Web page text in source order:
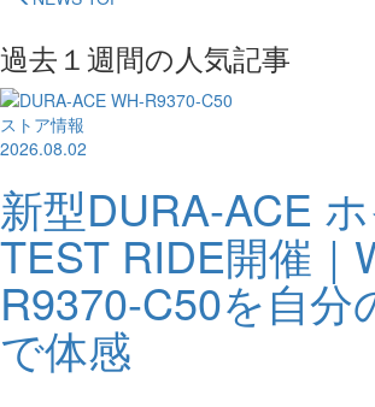
過去１週間の人気記事
ストア情報
2026.08.02
新型DURA-ACE
TEST RIDE開催｜
R9370-C50を自分
で体感